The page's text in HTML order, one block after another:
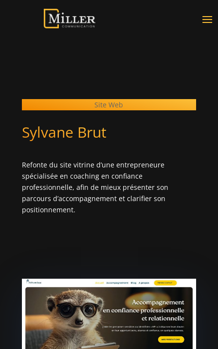
Site Web
Sylvane Brut
Refonte du site vitrine d’une entrepreneure
spécialisée en coaching en confiance
professionnelle, afin de mieux présenter son
parcours d’accompagnement et clarifier son
positionnement.